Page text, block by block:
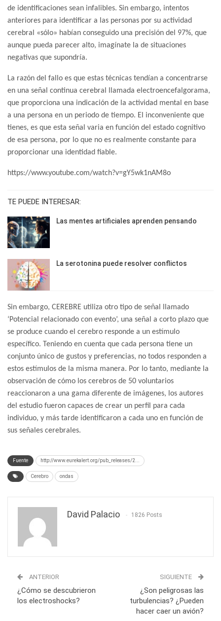
de identificaciones sean infalibles. Sin embargo, intentos
anteriores para identificar a las personas por su actividad
cerebral «sólo» habían conseguido una precisión del 97%, que
aunque pueda parecer alto, imagínate la de situaciones
negativas que supondría.
La razón del fallo es que estas técnicas tendían a concentrarse
en una señal continua cerebral llamada electroencefalgorama,
que proporciona una indicación de la actividad mental en base
a una persona en un periodo de tiempo. El inconveniente que
tienes, es que esta señal varia en función del estado cognitivo
de esa persona, por lo que no es realmente constante para
proporcionar una identidad fiable.
https://www.youtube.com/watch?v=gY5wk1nAM8o
TE PUEDE INTERESAR:
Las mentes artificiales aprenden pensando
La serotonina puede resolver conflictos
Sin embargo, CEREBRE utiliza otro tipo de señal llamado
‘Potencial relacionado con evento’, una señal a corto plazo que
se produce cuando el cerebro responde a un estímulo
específico. Teniendo en cuenta que cada persona tiene un
conjunto único de gustos y preferencias, no todos responden a
estos estímulos de la misma manera. Por lo tanto, mediante la
observación de cómo los cerebros de 50 voluntarios
reaccionaron a una gama diferente de imágenes, los autores
del estudio fueron capaces de crear un perfil para cada
individuo, y más tarde identificaron a cada uno en función de
sus señales cerebrales.
Fuente http://www.eurekalert.org/pub_releases/2...
Cerebro ondas
David Palacio 1826 Posts
ANTERIOR
¿Cómo se descubrieron
los electroshocks?
SIGUIENTE
¿Son peligrosas las
turbulencias? ¿Pueden
hacer caer un avión?